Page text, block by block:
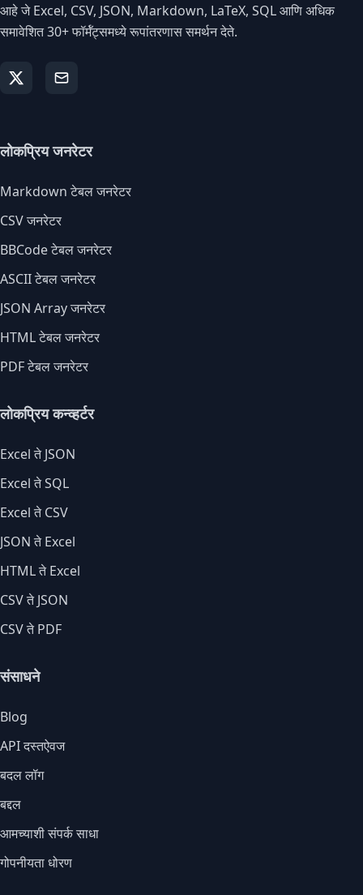
आहे जे Excel, CSV, JSON, Markdown, LaTeX, SQL आणि अधिक
समावेशित 30+ फॉर्मॅट्समध्ये रूपांतरणास समर्थन देते.
लोकप्रिय जनरेटर
Markdown टेबल जनरेटर
CSV जनरेटर
BBCode टेबल जनरेटर
ASCII टेबल जनरेटर
JSON Array जनरेटर
HTML टेबल जनरेटर
PDF टेबल जनरेटर
लोकप्रिय कन्व्हर्टर
Excel ते JSON
Excel ते SQL
Excel ते CSV
JSON ते Excel
HTML ते Excel
CSV ते JSON
CSV ते PDF
संसाधने
Blog
API दस्तऐवज
बदल लॉग
बद्दल
आमच्याशी संपर्क साधा
गोपनीयता धोरण